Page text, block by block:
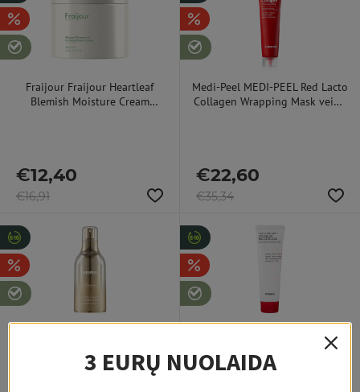
Fraijour Fraijour Heartleaf
Blemish Moisture Cream
€12,40
€16,91
Medi-Peel MEDI-PEEL Red Lacto
Collagen Wrapping Mask veido
€22,60
€35,34
senėjimą stabdanti veido
Moisturizer veido kremas
3 EURŲ NUOLAIDA